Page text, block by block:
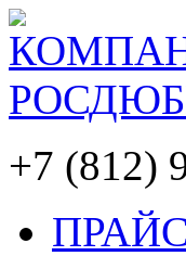
+7 (812)